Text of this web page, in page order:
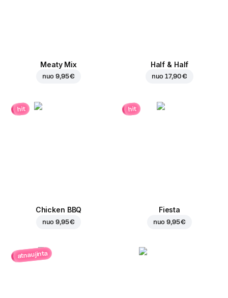
Meaty Mix
nuo9,95 €
Half & Half
nuo17,90 €
hit
Chicken BBQ
nuo9,95 €
hit
Fiesta
nuo9,95 €
atnaujinta